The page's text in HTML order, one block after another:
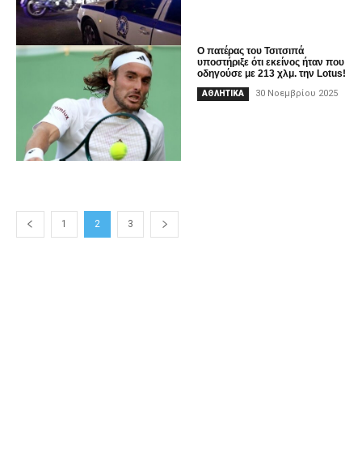
Ο πατέρας του Τσιτσιπά
υποστήριξε ότι εκείνος ήταν που
οδηγούσε με 213 χλμ. την Lotus!
ΑΘΛΗΤΙΚΑ 30 Νοεμβρίου 2025
1 2 3